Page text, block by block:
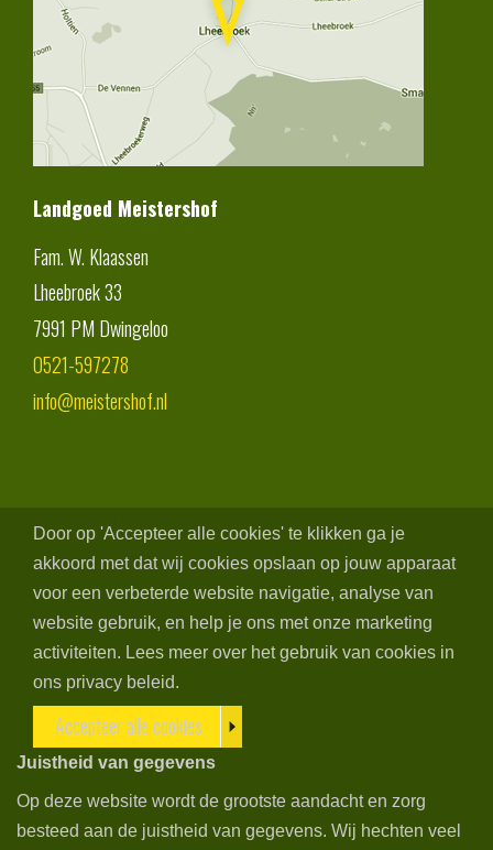
Landgoed Meistershof
Fam. W. Klaassen
Lheebroek 33
7991 PM Dwingeloo
0521-597278
info@meistershof.nl
Door op 'Accepteer alle cookies' te klikken ga je
akkoord met dat wij cookies opslaan op jouw apparaat
voor een verbeterde website navigatie, analyse van
website gebruik, en help je ons met onze marketing
activiteiten. Lees meer over het gebruik van cookies in
ons privacy beleid.
Accepteer alle cookies
Juistheid van gegevens
Op deze website wordt de grootste aandacht en zorg
besteed aan de juistheid van gegevens. Wij hechten veel